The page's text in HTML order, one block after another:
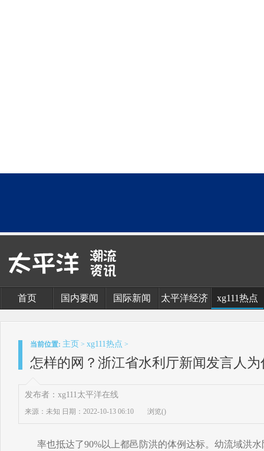
首页 国内要闻 国际新闻 太平洋经济 xg111热点
当前位置: 主页 > xg111热点 >
怎样的网？浙江省水利厅新闻发言人
发布者：xg111太平洋在线
来源：未知 日期：2022-10-13 06:10 浏览()
率也抵达了90%以上都邑防洪的体例达标。幼流域洪水